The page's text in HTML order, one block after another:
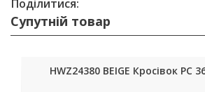
Поділитися:
Супутній товар
HWZ24380 BEIGE Кросівок РС